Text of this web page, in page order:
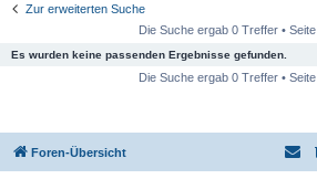
Zur erweiterten Suche
Die Suche ergab 0 Treffer • Seite
Es wurden keine passenden Ergebnisse gefunden.
Die Suche ergab 0 Treffer • Seite
Foren-Übersicht